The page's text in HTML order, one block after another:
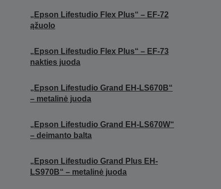
„Epson Lifestudio Flex Plus“ – EF-72
ąžuolo
„Epson Lifestudio Flex Plus“ – EF-73
nakties juoda
„Epson Lifestudio Grand EH-LS670B“
– metalinė juoda
„Epson Lifestudio Grand EH-LS670W“
– deimanto balta
„Epson Lifestudio Grand Plus EH-
LS970B“ – metalinė juoda